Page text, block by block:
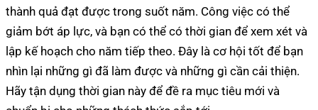
thành quả đạt được trong suốt năm. Công việc có thể
giảm bớt áp lực, và bạn có thể có thời gian để xem xét và
lập kế hoạch cho năm tiếp theo. Đây là cơ hội tốt để bạn
nhìn lại những gì đã làm được và những gì cần cải thiện.
Hãy tận dụng thời gian này để đề ra mục tiêu mới và